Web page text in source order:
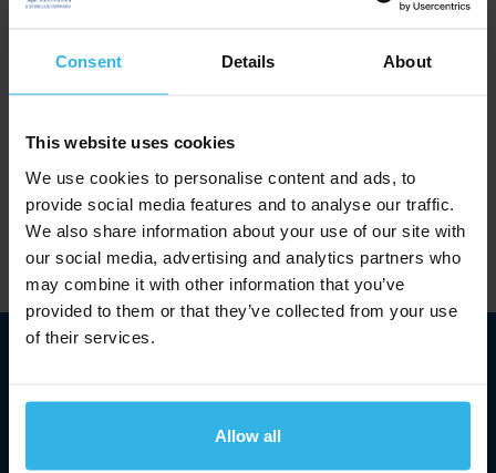
Consent Details About
This website uses cookies
We use cookies to personalise content and ads, to
provide social media features and to analyse our traffic.
We also share information about your use of our site with
our social media, advertising and analytics partners who
may combine it with other information that you’ve
provided to them or that they’ve collected from your use
of their services.
Allow all
posicionamiento preciso y hace que el
tratamiento sea lo más cómodo posible para los
Nuestros productos